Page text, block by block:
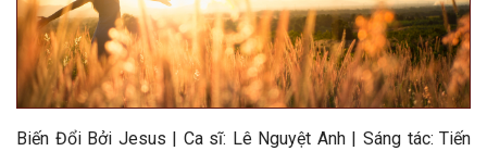
Biến Đổi Bởi Jesus | Ca sĩ: Lê Nguyệt Anh | Sáng tác: Tiến